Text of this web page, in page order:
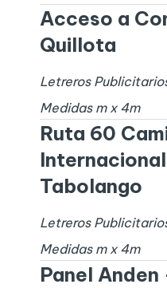
Acceso a
Quillota
Letreros
Medidas m x 4m
Ruta 60
Tabolango
Letreros
Medidas m x 4m
Panel